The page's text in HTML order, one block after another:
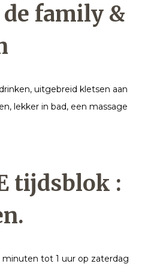
family &
uitgebreid kletsen aan
lekker in bad, een massage
tijdsblok :
tot 1 uur op zaterdag